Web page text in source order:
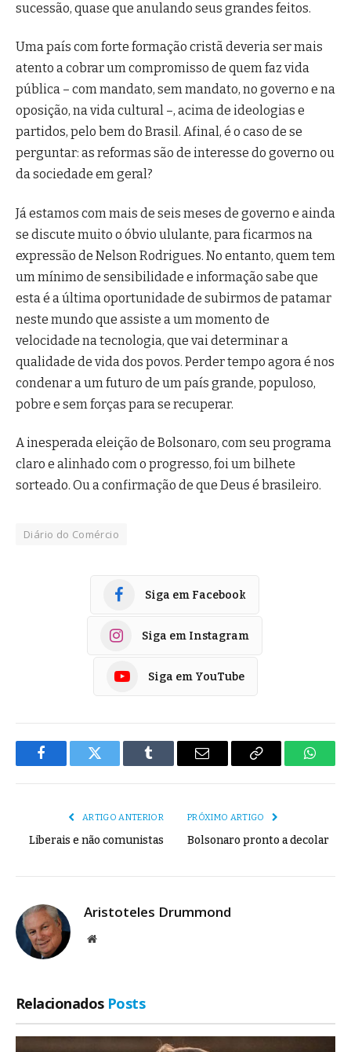
sucessão, quase que anulando seus grandes feitos.
Uma país com forte formação cristã deveria ser mais
atento a cobrar um compromisso de quem faz vida
pública – com mandato, sem mandato, no governo e na
oposição, na vida cultural –, acima de ideologias e
partidos, pelo bem do Brasil. Afinal, é o caso de se
perguntar: as reformas são de interesse do governo ou
da sociedade em geral?
Já estamos com mais de seis meses de governo e ainda
se discute muito o óbvio ululante, para ficarmos na
expressão de Nelson Rodrigues. No entanto, quem tem
um mínimo de sensibilidade e informação sabe que
esta é a última oportunidade de subirmos de patamar
neste mundo que assiste a um momento de
velocidade na tecnologia, que vai determinar a
qualidade de vida dos povos. Perder tempo agora é nos
condenar a um futuro de um país grande, populoso,
pobre e sem forças para se recuperar.
A inesperada eleição de Bolsonaro, com seu programa
claro e alinhado com o progresso, foi um bilhete
sorteado. Ou a confirmação de que Deus é brasileiro.
Diário do Comércio
Siga em Facebook
Siga em Instagram
Siga em YouTube
FacebookTwitter Tumblr
E-
Copiar
ARTIGO ANTERIOR
Liberais e não comunistas
PRÓXIMO ARTIGO
Bolsonaro pronto a decolar
Aristoteles Drummond
Site
Relacionados Posts